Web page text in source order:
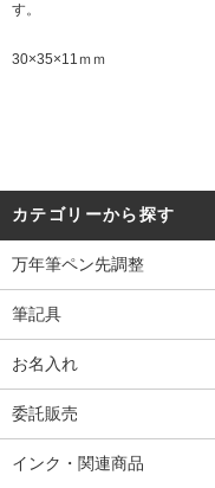
す。
30×35×11ｍｍ
カテゴリーから探す
万年筆ペン先調整
筆記具
お名入れ
委託販売
インク・関連商品